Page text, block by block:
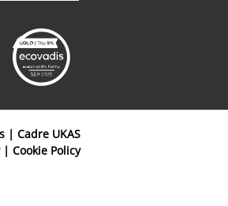
| Cadre UKAS
| Cookie Policy